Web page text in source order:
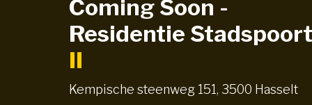
Coming Soon -
Residentie Stadspoort
II
Kempische steenweg 151, 3500 Hasselt